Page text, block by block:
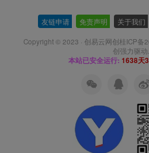
友链申请 免责声明 关于我们
Copyright © 2023 · 创易云网创桂ICP备
创强力驱动.
本站已安全运行: 1638天